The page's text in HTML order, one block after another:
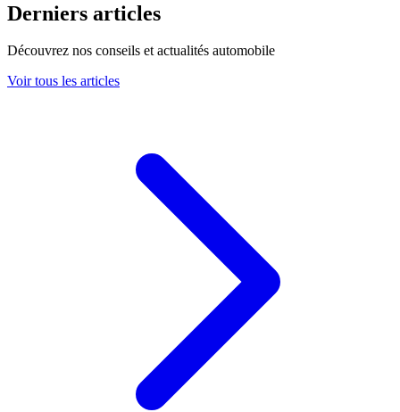
Derniers articles
Découvrez nos conseils et actualités automobile
Voir tous les articles